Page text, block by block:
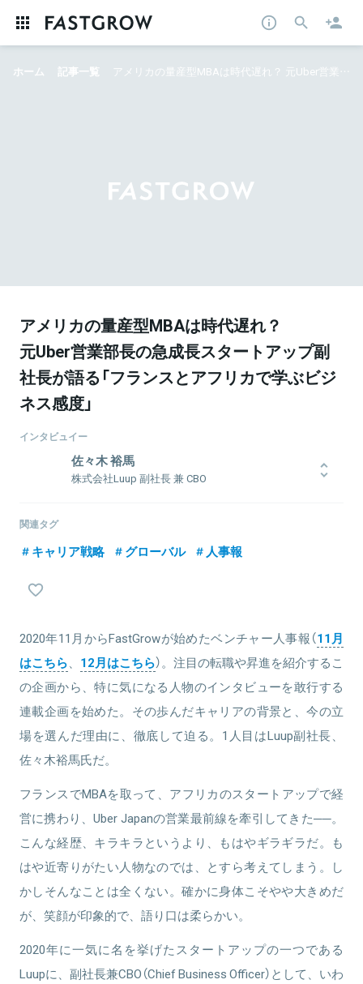
ホーム 記事一覧 アメリカの量産型MBAは時代遅れ？ 元Uber営業部長の急成長スタートアップ副社長が語る「フランスとアフリカで学ぶビジネス感度」
アメリカの量産型MBAは時代遅れ？
元Uber営業部長の急成長スタートアップ副
社長が語る「フランスとアフリカで学ぶビジ
ネス感度」
インタビュイー
佐々木 裕馬
株式会社Luup 副社長 兼 CBO
石油開発事業に従事。退職後フランスの大学院エセック・ビジネス
インターンで入社。3ヶ月で経営陣に抜擢され、ガーナで250人の営
UberJapanで営業本部長として、タクシー会社との業務提携などを
進める。2020年にLuupにジョイン。
関連情報をみる
関連タグ
キャリア戦略 グローバル 人事報
2020年11月からFastGrowが始めたベンチャー人事報（11月
はこちら、 12月はこちら）。注目の転職や昇進を紹介するこ
の企画から、特に気になる人物のインタビューを敢行する
連載企画を始めた。その歩んだキャリアの背景と、今の立
場を選んだ理由に、徹底して迫る。1人目はLuup副社長、
佐々木裕馬氏だ。
フランスでMBAを取って、アフリカのスタートアップで経
営に携わり、Uber Japanの営業最前線を牽引してきた──。
こんな経歴、キラキラというより、もはやギラギラだ。も
はや近寄りがたい人物なのでは、とすら考えてしまう。し
かしそんなことは全くない。確かに身体こそやや大きめだ
が、笑顔が印象的で、語り口は柔らかい。
2020年に一気に名を挙げたスタートアップの一つである
Luupに、副社長兼CBO（Chief Business Officer）として、いわ